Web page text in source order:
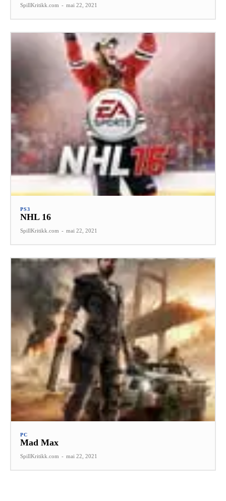
SpillKritikk.com - mai 22, 2021
PS3
NHL 16
SpillKritikk.com - mai 22, 2021
PC
Mad Max
SpillKritikk.com - mai 22, 2021